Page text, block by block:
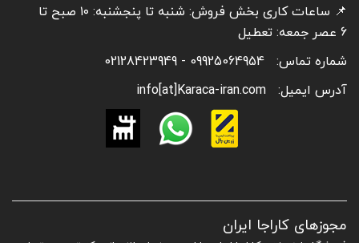
📌 ساعات کاری بخش فروش: شنبه تا پنجشنبه: ۱۰ صبح تا
6 عصر جمعه: تعطیل
شماره تماس:
09925064954 - 02128423949
آدرس ایمیل:
info[at]Karaca-iran.com
مجوزهای کاراجا ایران